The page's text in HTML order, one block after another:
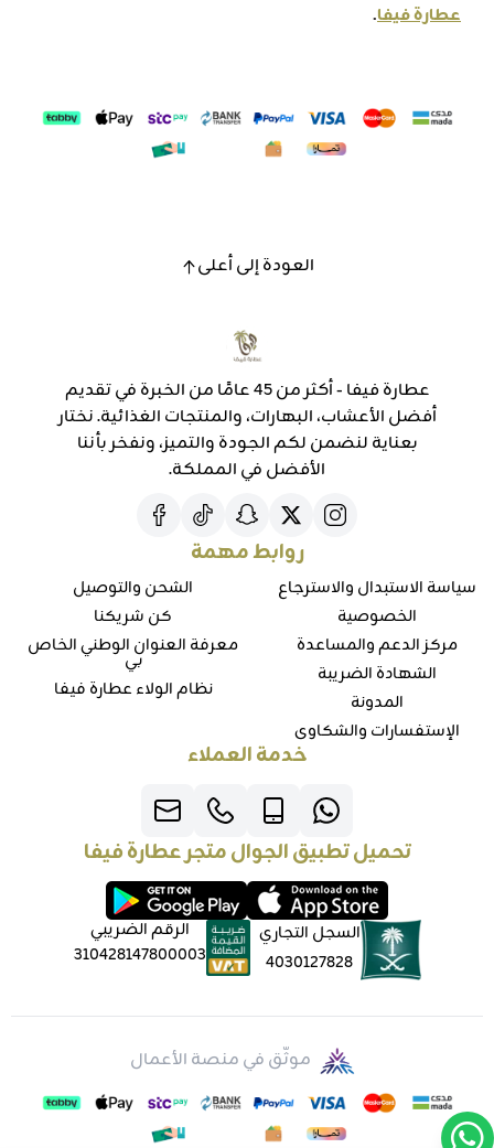
عطارة فيفا.
العودة إلى أعلى
عطارة فيفا - أكثر من 45 عامًا من الخبرة في تقديم
أفضل الأعشاب، البهارات، والمنتجات الغذائية. نختار
بعناية لنضمن لكم الجودة والتميز، ونفخر بأننا
الأفضل في المملكة.
روابط مهمة
سياسة الاستبدال والاسترجاع
الخصوصية
مركز الدعم والمساعدة
الشهادة الضريبة
المدونة
الإستفسارات والشكاوي
الشحن والتوصيل
كن شريكنا
معرفة العنوان الوطني الخاص
بي
نظام الولاء عطارة فيفا
خدمة العملاء
تحميل تطبيق الجوال متجر عطارة فيفا
السجل التجاري
4030127828
الرقم الضريبي
310428147800003
موثّق في منصة الأعمال